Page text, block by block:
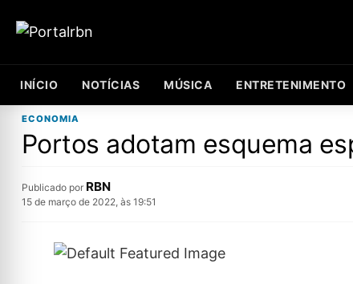
INÍCIO NOTÍCIAS MÚSICA ENTRETENIMENTO
ECONOMIA
Portos adotam esquema
Publicado por RBN
15 de março de 2022, às 19:51